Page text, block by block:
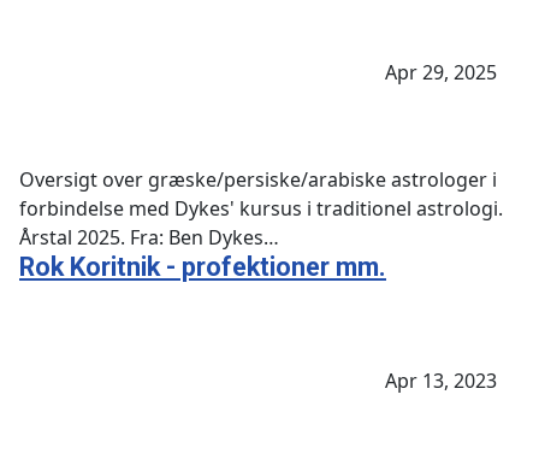
Apr 29, 2025
Oversigt over græske/persiske/arabiske astrologer i
forbindelse med Dykes' kursus i traditionel astrologi.
Årstal 2025. Fra: Ben Dykes…
Rok Koritnik - profektioner mm.
Apr 13, 2023